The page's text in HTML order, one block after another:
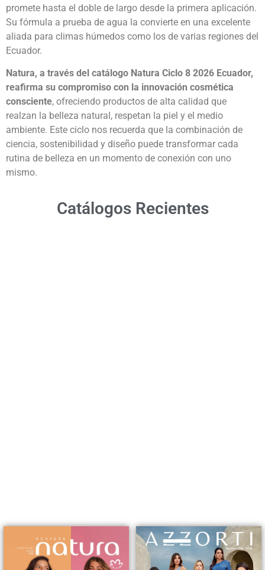
promete hasta el doble de largo desde la primera aplicación.
Su fórmula a prueba de agua la convierte en una excelente
aliada para climas húmedos como los de varias regiones del
Ecuador.
Natura, a través del catálogo Natura Ciclo 8 2026 Ecuador,
reafirma su compromiso con la innovación cosmética
consciente, ofreciendo productos de alta calidad que
realzan la belleza natural, respetan la piel y el medio
ambiente. Este ciclo nos recuerda que la combinación de
ciencia, sostenibilidad y diseño puede transformar cada
rutina de belleza en un momento de conexión con uno
mismo.
Catálogos Recientes